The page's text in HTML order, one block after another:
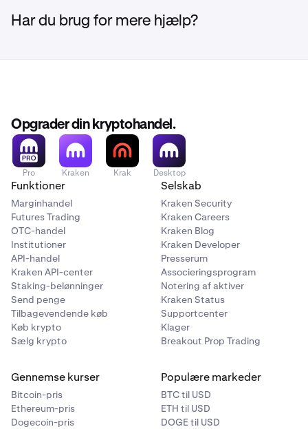
Har du brug for mere hjælp?
Opgrader din kryptohandel.
Pro Kraken Krak Desktop
Funktioner
Marginhandel
Futures Trading
OTC-handel
Institutioner
API-handel
Kraken API-center
Staking-belønninger
Send penge
Tilbagevendende køb
Køb krypto
Sælg krypto
Selskab
Kraken Security
Kraken Careers
Kraken Blog
Kraken Developer
Presserum
Associeringsprogram
Notering af aktiver
Kraken Status
Supportcenter
Klager
Breakout Prop Trading
Gennemse kurser
Bitcoin-pris
Ethereum-pris
Dogecoin-pris
Populære markeder
BTC til USD
ETH til USD
DOGE til USD